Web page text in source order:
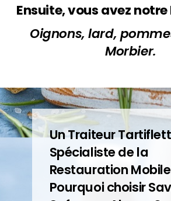
Ensuite, vous avez
Oignons, lard,
Morbier.
Un Traiteur
Spécialiste de la
Restauration
Pourquoi choisir